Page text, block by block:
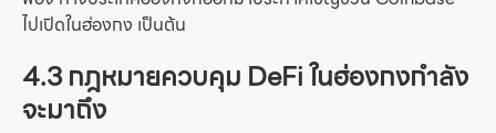
ไปเปิดในฮ่องกง เป็นต้น
4.3 กฎหมายควบคุม DeFi ในฮ่องกงกำลัง
จะมาถึง